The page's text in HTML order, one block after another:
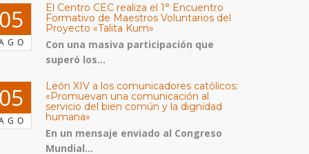
El Centro CEC realiza el 1° Encuentro
Formativo de Maestros Voluntarios del
Proyecto «Talita Kum»
Con una masiva participación que
superó los...
León XIV a los comunicadores católicos:
«Promuevan una comunicación al
servicio del bien común y la dignidad
humana»
En un mensaje enviado al Congreso
Mundial...